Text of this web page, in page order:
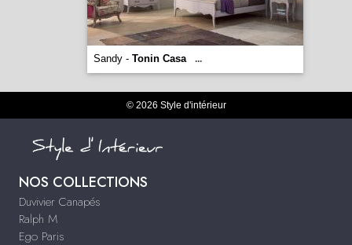
Sandy - Tonin Casa ...
© 2026 Style d'intérieur
NOS COLLECTIONS
Duvivier Canapés
Ralph M
Ego Paris